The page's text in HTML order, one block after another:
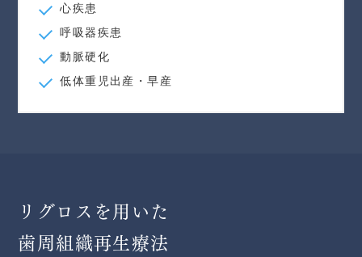
心疾患
呼吸器疾患
動脈硬化
低体重児出産・早産
リグロスを用いた
歯周組織再生療法